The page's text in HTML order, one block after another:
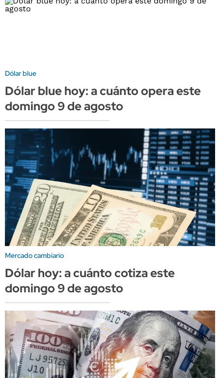
Dólar blue
Dólar blue hoy: a cuánto opera este
domingo 9 de agosto
Mercado cambiario
Dólar hoy: a cuánto cotiza este
domingo 9 de agosto